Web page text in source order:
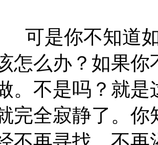
可是你不知道如
怎么办？如果你
。不是吗？就是
完全寂静了。你